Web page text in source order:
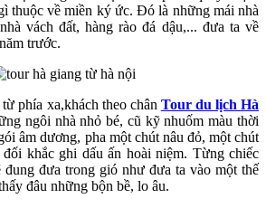
thuộc về miền ký ức. Đó là những mái nhà
vách đất, hàng rào đá dậu,... đưa ta về
trước.
từ phía xa,khách theo chân Tour du lịch Hà
ngôi nhà nhỏ bé, cũ kỹ nhuốm màu thời
âm dương, pha một chút nâu đỏ, một chút
khắc ghi dấu ấn hoài niệm. Từng chiếc
đung đưa trong gió như đưa ta vào một thế
đâu những bộn bề, lo âu.